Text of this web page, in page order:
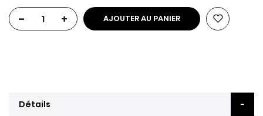
- + AJOUTER AU PANIER
Détails